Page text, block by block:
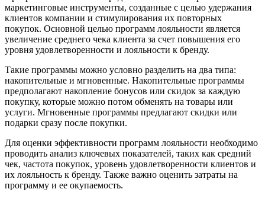
маркетинговые инструменты, созданные с целью удержания
клиентов компании и стимулирования их повторных
покупок. Основной целью программ лояльности является
увеличение среднего чека клиента за счет повышения его
уровня удовлетворенности и лояльности к бренду.
Такие программы можно условно разделить на два типа:
накопительные и мгновенные. Накопительные программы
предполагают накопление бонусов или скидок за каждую
покупку, которые можно потом обменять на товары или
услуги. Мгновенные программы предлагают скидки или
подарки сразу после покупки.
Для оценки эффективности программ лояльности необходимо
проводить анализ ключевых показателей, таких как средний
чек, частота покупок, уровень удовлетворенности клиентов и
их лояльность к бренду. Также важно оценить затраты на
программу и ее окупаемость.